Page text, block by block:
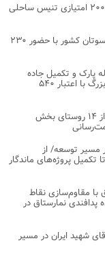
رقابت ۴۹ تیم در مسابقات ۲۰۰ امتیازی تنیس ساحلی
رقابت‌های کشتی آزاد پیشکسوتان کشور با حضور ۲۳۰
نیمه‌تمام ۱۵ ساله پارک و تکمیل جاده
اصلی ۲ کیلومتری وسطی کلا بزرگ با اعتبار ۵۴۰
بازدید میدانی فرماندار آمل از ۱۴ روستای بخش
مسیر توسعه/ از
ساحل تا تکمیل پروژه‌های ماندگار
با مقاوم‌سازی نقاط
نمارستاق در
آقای شهید ایران در مسیر